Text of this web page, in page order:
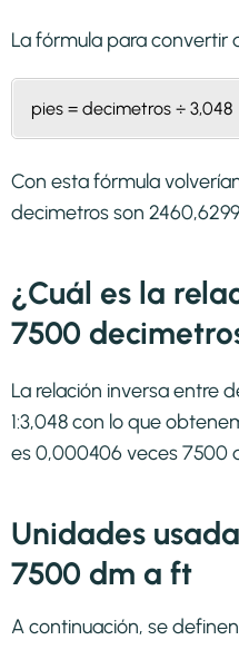
La fórmula para convertir
pies = decimetros ÷ 3,048
Con esta fórmula
decimetros son
¿Cuál es la
7500
La relación inversa entre
1:3,048 con lo que
es 0,000406 veces 7500
Unidades
7500 dm a ft
A continuación, se